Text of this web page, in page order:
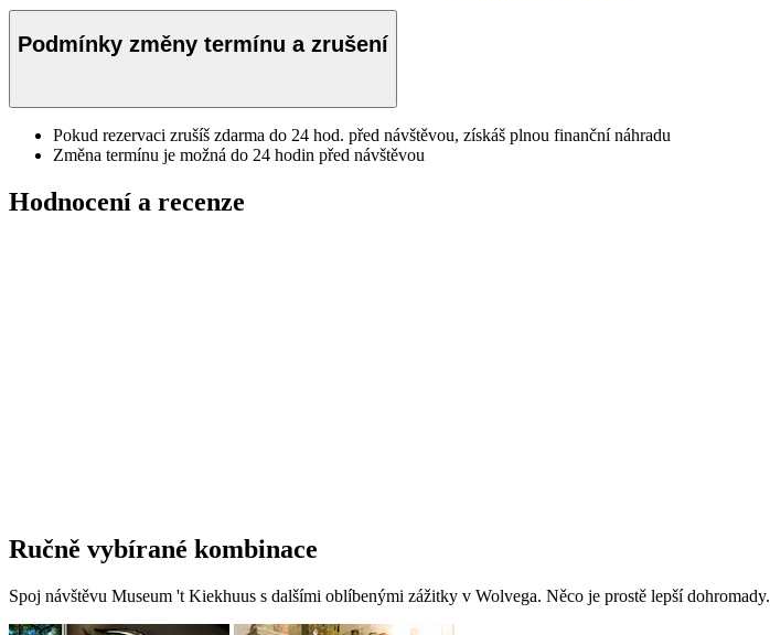
Podmínky změny termínu a zrušení
Pokud rezervaci zrušíš zdarma do 24 hod. před návštěvou, získáš plnou finanční náhradu
Změna termínu je možná do 24 hodin před návštěvou
Hodnocení a recenze
Ručně vybírané kombinace
Spoj návštěvu Museum 't Kiekhuus s dalšími oblíbenými zážitky v Wolvega. Něco je prostě lepší dohromady.